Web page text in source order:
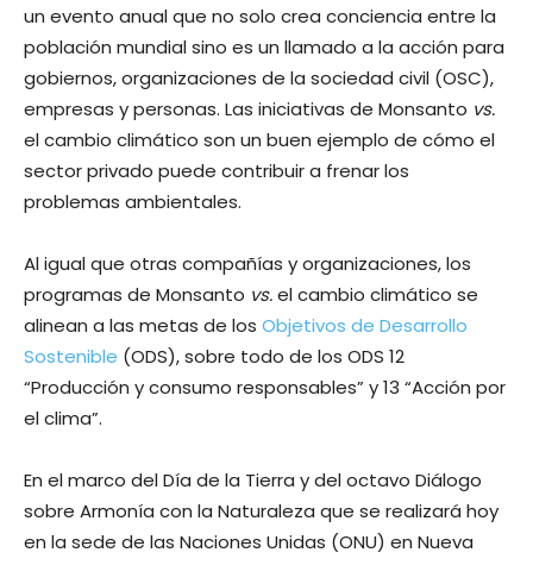
un evento anual que no solo crea conciencia entre la
población mundial sino es un llamado a la acción para
gobiernos, organizaciones de la sociedad civil (OSC),
empresas y personas. Las iniciativas de Monsanto vs.
el cambio climático son un buen ejemplo de cómo el
sector privado puede contribuir a frenar los
problemas ambientales.
Al igual que otras compañías y organizaciones, los
programas de Monsanto vs.el cambio climático se
alinean a las metas de los Objetivos de Desarrollo
Sostenible (ODS), sobre todo de los ODS 12
“Producción y consumo responsables” y 13 “Acción por
el clima”.
En el marco del Día de la Tierra y del octavo Diálogo
sobre Armonía con la Naturaleza que se realizará hoy
en la sede de las Naciones Unidas (ONU) en Nueva